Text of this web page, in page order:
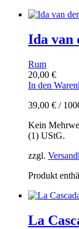
Ida van
Rum
20,00 €
In den
39,00 € /
Kein
(1) UStG.
zzgl.
Produkt
La